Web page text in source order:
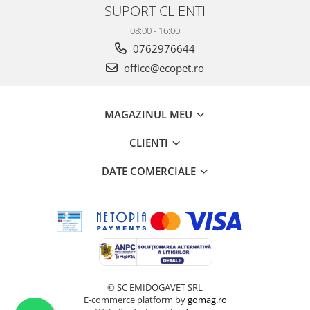
SUPORT CLIENTI
08:00 - 16:00
0762976644
office@ecopet.ro
MAGAZINUL MEU
CLIENTI
DATE COMERCIALE
© SC EMIDOGAVET SRL
E-commerce platform bygomag.ro